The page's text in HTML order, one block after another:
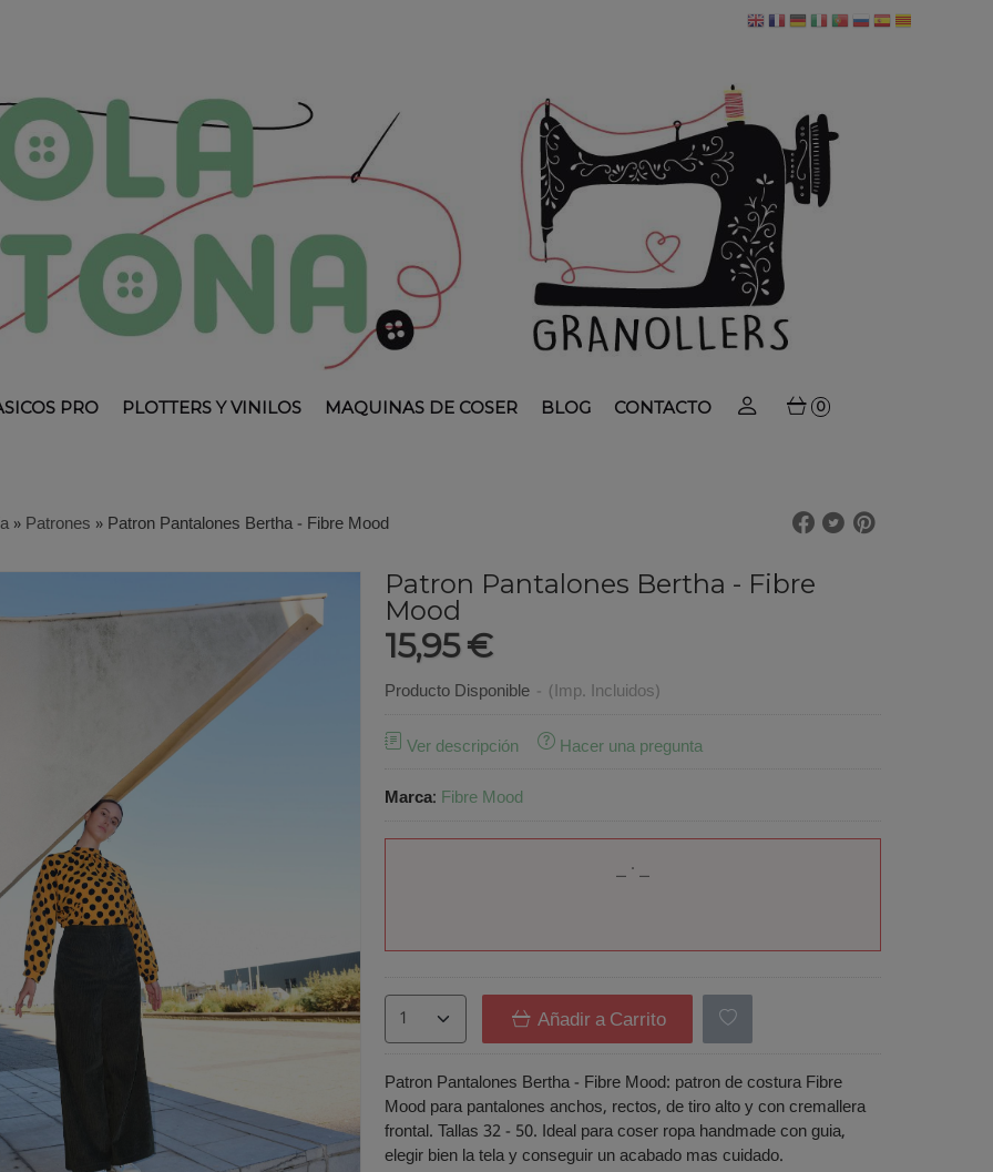
PRO PLOTTERS Y VINILOS MAQUINAS DE COSER BLOG CONTACTO 0
»Patrones »Patron Pantalones Bertha - Fibre Mood
Patron Pantalones Bertha - Fibre
Mood
15,95 €
Producto Disponible - (Imp. Incluidos)
Ver descripción
Hacer una pregunta
Marca: Fibre Mood
Añadir a Carrito
Patron Pantalones Bertha - Fibre Mood: patron de costura Fibre
Mood para pantalones anchos, rectos, de tiro alto y con cremallera
frontal. Tallas 32 - 50. Ideal para coser ropa handmade con guia,
elegir bien la tela y conseguir un acabado mas cuidado.